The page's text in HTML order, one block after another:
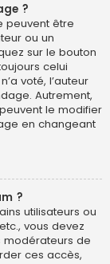
?
peuvent être
ou un
sur le bouton
celui
voté, l’auteur
Autrement,
le modifier
en changeant
?
utilisateurs ou
vous devez
modérateurs de
ces accès,